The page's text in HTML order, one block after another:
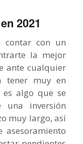
2021
con un
la mejor
ante cualquier
tener muy en
algo que se
inversión
muy largo, así